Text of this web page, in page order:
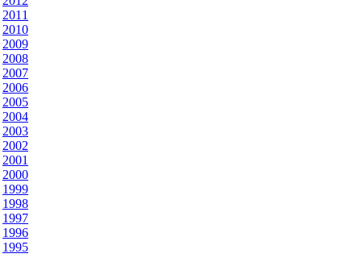
2011
2010
2009
2008
2007
2006
2005
2004
2003
2002
2001
2000
1999
1998
1997
1996
1995